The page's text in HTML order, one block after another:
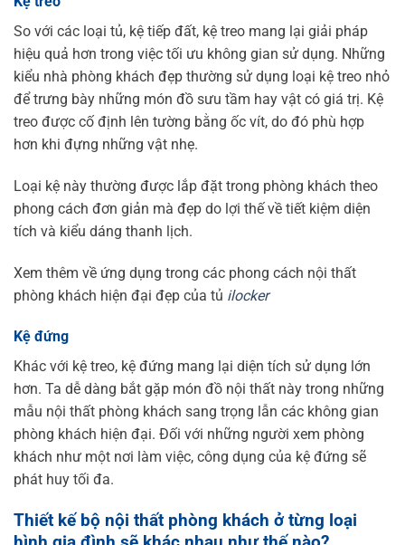
So với các loại tủ, kệ tiếp đất, kệ treo mang lại giải pháp
hiệu quả hơn trong việc tối ưu không gian sử dụng. Những
kiểu nhà phòng khách đẹp thường sử dụng loại kệ treo nhỏ
để trưng bày những món đồ sưu tầm hay vật có giá trị. Kệ
treo được cố định lên tường bằng ốc vít, do đó phù hợp
hơn khi đựng những vật nhẹ.
Loại kệ này thường được lắp đặt trong phòng khách theo
phong cách đơn giản mà đẹp do lợi thế về tiết kiệm diện
tích và kiểu dáng thanh lịch.
Xem thêm về ứng dụng trong các phong cách nội thất
phòng khách hiện đại đẹp của tủ ilocker
Kệ đứng
Khác với kệ treo, kệ đứng mang lại diện tích sử dụng lớn
hơn. Ta dễ dàng bắt gặp món đồ nội thất này trong những
mẫu nội thất phòng khách sang trọng lẫn các không gian
phòng khách hiện đại. Đối với những người xem phòng
khách như một nơi làm việc, công dụng của kệ đứng sẽ
phát huy tối đa.
Thiết kế bộ nội thất phòng khách ở từng loại